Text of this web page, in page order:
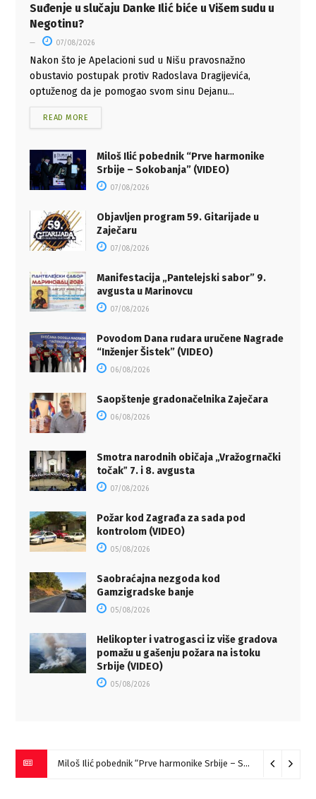
Suđenje u slučaju Danke Ilić biće u Višem sudu u
Negotinu?
07/08/2026
Nakon što je Apelacioni sud u Nišu pravosnažno
obustavio postupak protiv Radoslava Dragijevića,
optuženog da je pomogao svom sinu Dejanu...
READ MORE
Miloš Ilić pobednik “Prve harmonike
Srbije – Sokobanja” (VIDEO)
07/08/2026
Objavljen program 59. Gitarijade u
Zaječaru
07/08/2026
Manifestacija „Pantelejski sabor” 9.
avgusta u Marinovcu
07/08/2026
Povodom Dana rudara uručene Nagrade
“Inženjer Šistek” (VIDEO)
06/08/2026
Saopštenje gradonačelnika Zaječara
06/08/2026
Smotra narodnih običaja „Vražogrnački
točakˮ 7. i 8. avgusta
07/08/2026
Požar kod Zagrađa za sada pod
kontrolom (VIDEO)
05/08/2026
Saobraćajna nezgoda kod
Gamzigradske banje
05/08/2026
Helikopter i vatrogasci iz više gradova
pomažu u gašenju požara na istoku
Srbije (VIDEO)
05/08/2026
Miloš Ilić pobednik “Prve harmonike Srbije – Sokobanja” (VIDEO)